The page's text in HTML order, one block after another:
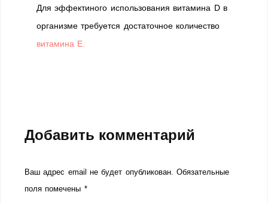
Для эффектиного использования витамина D в
организме требуется достаточное количество
витамина Е.
Добавить комментарий
Ваш адрес email не будет опубликован. Обязательные
поля помечены *